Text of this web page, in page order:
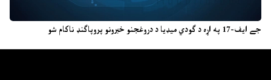
جے ایف-17 په اړه د ګودي میډیا د دروغجنو خبرونو پروپاګنډ ناکام شو